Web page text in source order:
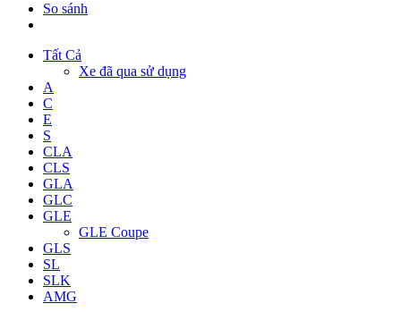
So sánh
Tất Cả
Xe đã qua sử dụng
A
C
E
S
CLA
CLS
GLA
GLC
GLE
GLE Coupe
GLS
SL
SLK
AMG